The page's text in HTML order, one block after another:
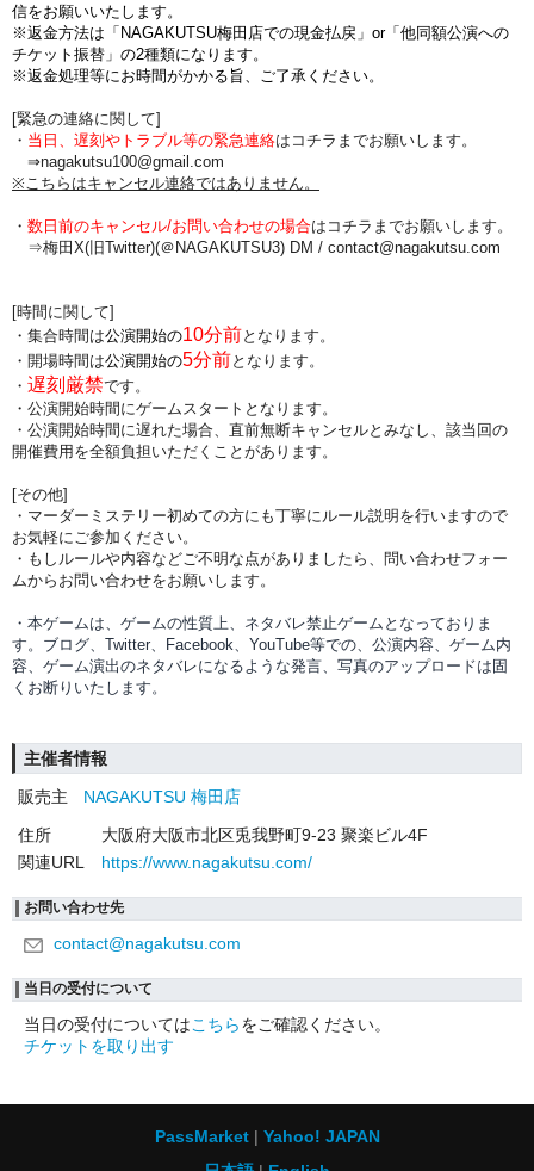
信をお願いいたします。
※返金方法は「NAGAKUTSU梅田店での現金払戻」or「他同額公演への
チケット振替」の2種類になります。
※返金処理等にお時間がかかる旨、ご了承ください。
[緊急の連絡に関して]
・ 当日、遅刻やトラブル等の緊急連絡はコチラまでお願いします。
⇒nagakutsu100@gmail.com
※こちらはキャンセル連絡ではありません。
・ 数日前のキャンセル/お問い合わせの場合は コチラまでお願いします。
⇒梅田X(旧Twitter)(＠NAGAKUTSU3) DM / contact@nagakutsu.com
[時間に関して]
・集合時間は公演開始の10分前となります。
・開場時間は公演開始の5分前となります。
・ 遅刻厳禁です。
・公演開始時間にゲームスタートとなります。
・公演開始時間に遅れた場合、直前無断キャンセルとみなし、該当回の
開催費用を全額負担いただくことがあります。
[その他]
・マーダーミステリー初めての方にも丁寧にルール説明を行いますので
お気軽にご参加ください。
・もしルールや内容などご不明な点がありましたら、問い合わせフォー
ムからお問い合わせをお願いします。
・本ゲームは、ゲームの性質上、ネタバレ禁止ゲームとなっておりま
す。ブログ、Twitter、Facebook、YouTube等での、 公演内容、 ゲーム内
容、ゲーム演出のネタバレになるような発言、写真のアップロードは固
くお断りいたします。
主催者情報
販売主
NAGAKUTSU 梅田店
住所
大阪府大阪市北区兎我野町9-23 聚楽ビル4F
関連URL
https://www.nagakutsu.com/
お問い合わせ先
contact@nagakutsu.com
当日の受付について
当日の受付についてはこちらをご確認ください。
チケットを取り出す
PassMarket
Yahoo! JAPAN